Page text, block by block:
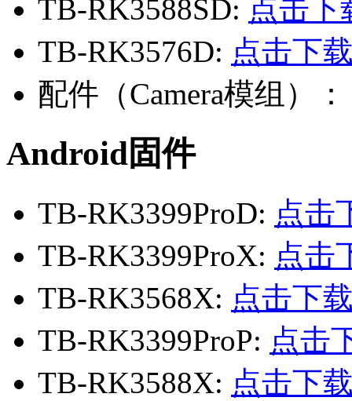
TB-RK3588SD: 点击下
TB-RK3576D: 点击下
配件（Camera模组）
Android固件
TB-RK3399ProD: 点击
TB-RK3399ProX: 点击
TB-RK3568X: 点击下
TB-RK3399ProP: 点击
TB-RK3588X: 点击下